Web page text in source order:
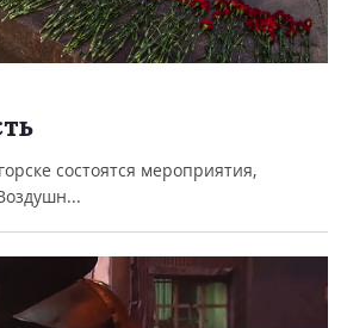
состоятся мероприятия,